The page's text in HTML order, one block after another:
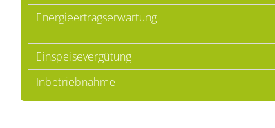
Energieertragserwartung
Einspeisevergütung
Inbetriebnahme